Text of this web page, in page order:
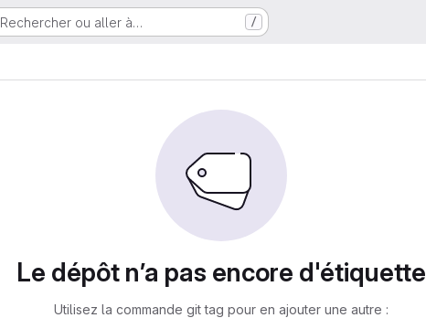
Rechercher ou aller à… /
Le dépôt n’a pas encore d'étiquette
Utilisez la commande git tag pour en ajouter une autre :